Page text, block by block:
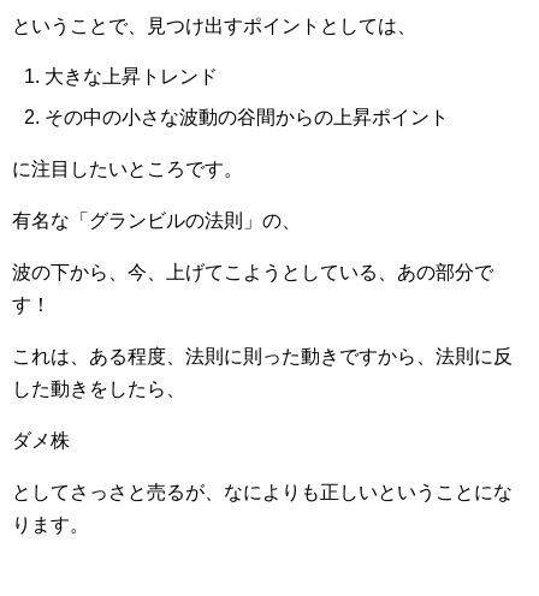
ということで、見つけ出すポイントとしては、
大きな上昇トレンド
その中の小さな波動の谷間からの上昇ポイント
に注目したいところです。
有名な「グランビルの法則」の、
波の下から、今、上げてこようとしている、あの部分で
す！
これは、ある程度、法則に則った動きですから、法則に反
した動きをしたら、
ダメ株
としてさっさと売るが、なによりも正しいということにな
ります。